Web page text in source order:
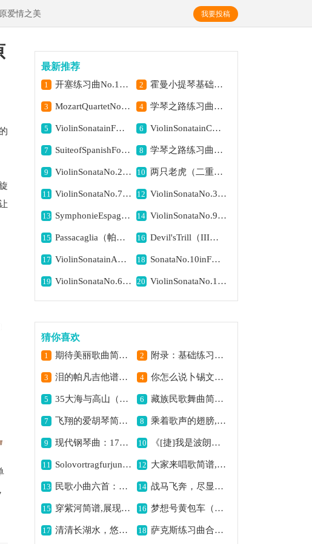
爱情之美 我要投稿
最新推荐
1 开塞练习曲No.1（小提琴）提琴简谱,助力小提琴基础提升 2 霍曼小提琴基础教程选曲：小丑（二重奏）提琴简谱,展现小丑诙谐的意境
3 MozartQuartetNo.5inFMajor,K.158（总谱）提琴简谱,展现大调明快之美 4 学琴之路练习曲85、降B大调音阶琶音（一个八度）提琴简谱,提升音阶技巧之佳作
5 ViolinSonatainFMajorK.357提琴简谱,传递愉悦欢快之意 6 ViolinSonatainCMajorK.296（小提琴+钢琴伴奏）提琴简谱, 展现明快愉悦之境
7 SuiteofSpanishFolksongs:2、NANA（小提琴+钢琴伴奏）提琴简谱, 展现西班牙民歌风情 8 学琴之路练习曲77、G大调音阶琶音（一个八度）提琴简谱,提升基础技巧的佳曲
9 ViolinSonataNo.2inDMajor（小提琴+钢琴伴奏）提琴简谱,展现欢快明亮的意境 10 两只老虎（二重奏）提琴简谱,欢快旋律童趣满满
11 ViolinSonataNo.7inFMajor（小提琴+钢琴伴奏）提琴简谱,展现悠扬欢快之境 12 ViolinSonataNo.3InDMajor（小提琴+钢琴伴奏）提琴简谱, 展现欢快明朗之意境
13 SymphonieEspagnoleOp.21，No.1（西班牙交响曲）（小提琴+钢琴伴奏）提琴简谱, 展现西班牙浪漫风情 14 ViolinSonataNo.9inAMajorOp.47提琴简谱,展现明快愉悦之境
15 Passacaglia（帕萨卡利亚）（二重奏小提琴分谱）提琴简谱, 展现深沉古典意境 16 Devil'sTrill（III）提琴简谱,演绎暗黑颤音魅力
17 ViolinSonatainAMajorK.305（小提琴+钢琴伴奏）提琴简谱, 展现欢快明朗之境 18 SonataNo.10inFMajorOp.5No.10（小提琴+钢琴伴奏）提琴简谱,展现欢快愉悦的意境
19 ViolinSonataNo.6inAMajorOp.30No.1（小提琴+钢琴伴奏）提琴简谱,展现欢快愉悦的氛围 20 ViolinSonataNo.1inDMajorOp.12No.1（小提琴+钢琴伴奏）提琴简谱,展现欢快愉悦之境
猜你喜欢
1 期待美丽歌曲简谱,展现美好憧憬 2 附录：基础练习17钢琴谱,巴托克小宇宙教程2
3 泪的帕凡吉他谱六线谱,忧伤旋律动人心 4 你怎么说卜锡文编配版,深情弹唱别样韵味
5 35大海与高山（双谱）歌曲简谱,展现山海之壮阔 6 藏族民歌舞曲简谱,展现民族风情
7 飞翔的爱胡琴简谱,传递爱的自由飞翔 8 乘着歌声的翅膀,浪漫旋律伴飞翔 乘着歌声的翅膀,传递美好与温情 乘着歌声的翅膀,感受诗意的乐章
9 现代钢琴曲：17、梦幻曲,感受浪漫梦幻意境 10 《[捷]我是波朗卡的小伙子》歌曲简谱,展现别样捷克风情
11 SolovortragfurjungeFlotenspieler.Op.47（长笛+钢琴伴奏）长笛简谱,展现青春灵动之美 12 大家来唱歌简谱,欢快的合唱歌曲
13 民歌小曲六首：想情哥（陕北民歌）,传递陕北相思之情 14 战马飞奔，尽显草原情,
15 穿紫河简谱,展现别样风情 16 梦想号黄包车（王懳订谱编曲）胡琴简谱,传递梦想前行之意
17 清清长湖水，悠扬的旋律, 18 萨克斯练习曲合集,助你掌握3/8拍节奏